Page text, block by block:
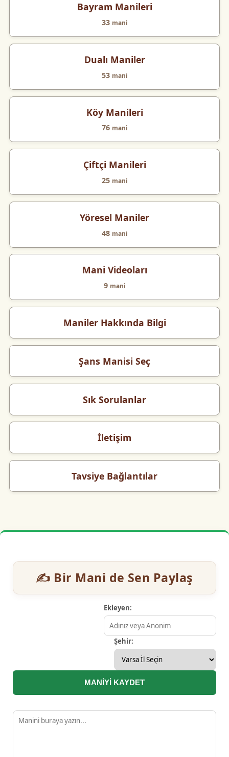
Bayram Manileri
33 mani
Dualı Maniler
53 mani
Köy Manileri
76 mani
Çiftçi Manileri
25 mani
Yöresel Maniler
48 mani
Mani Videoları
9 mani
Maniler Hakkında Bilgi
Şans Manisi Seç
Sık Sorulanlar
İletişim
Tavsiye Bağlantılar
✍️ Bir Mani de Sen Paylaş
Ekleyen:
Şehir:
MANİYİ KAYDET